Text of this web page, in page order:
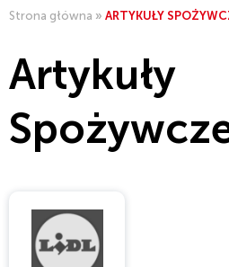
Strona główna » ARTYKUŁY
Artykuły